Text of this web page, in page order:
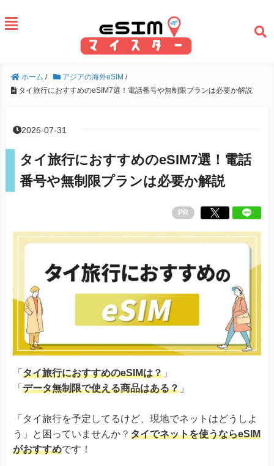
ホーム / アジアの海外eSIM /
タイ旅行におすすめのeSIM7選！電話番号や無制限プランは必要か解説
2026-07-31
タイ旅行におすすめのeSIM7選！電話
番号や無制限プランは必要か解説
PR
「 タイ旅行におすすめのeSIMは？ 」
「 データ無制限で使える商品はある？ 」
「タイ旅行を予定してるけど、現地でネットはどうしよ
う」と困っていませんか？ タイでネットを使うならeSIM
がおすすめです！